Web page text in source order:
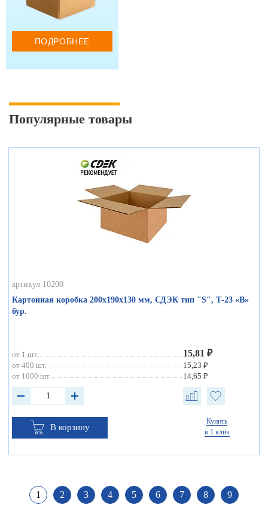
ПОДРОБНЕЕ
Популярные товары
артикул 10200
Картонная коробка 200х190х130 мм, СДЭК тип "S", Т-23 «В»
бур.
от 1 шт. 15,81 ₽
от 400 шт.
15,23 ₽
от 1000 шт.
14,65 ₽
В корзину
Купить
в 1 клик
1 2 3 4 5 6 7 8 9